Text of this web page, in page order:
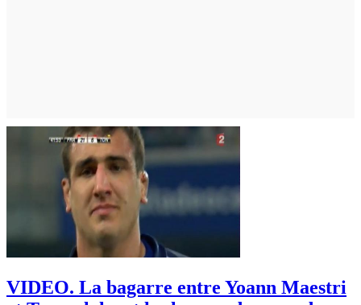
VIDEO. La bagarre entre Yoann Maestri